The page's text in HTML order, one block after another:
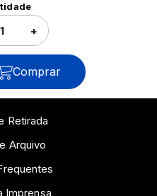
+
Comprar
Retirada
Arquivo
Imprensa